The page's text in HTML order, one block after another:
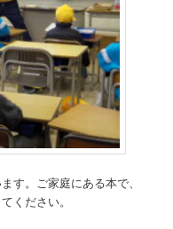
す。ご家庭にある本で、
ください。